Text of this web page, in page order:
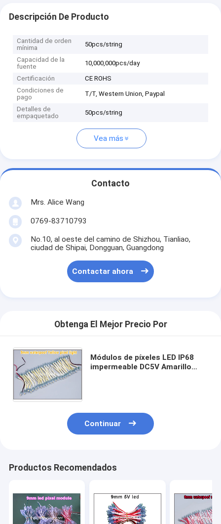
Descripción De Producto
Cantidad de orden
mínima
50pcs/string
Capacidad de la
fuente
10,000,000pcs/day
Certificación
CE ROHS
Condiciones de
pago
T/T, Western Union, Paypal
Detalles de
empaquetado
50pcs/string
Vea más
Contacto
Mrs. Alice Wang
0769-83710793
No.10, al oeste del camino de Shizhou, Tianliao,
ciudad de Shipai, Dongguan, Guangdong
Contactar ahora
Obtenga El Mejor Precio Por
Módulos de píxeles LED IP68
impermeable DC5V Amarillo
Continuar
Productos Recomendados